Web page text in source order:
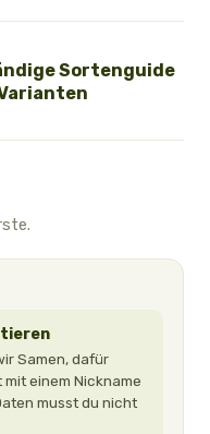
Sortenguide
Samen, dafür
einem Nickname
musst du nicht